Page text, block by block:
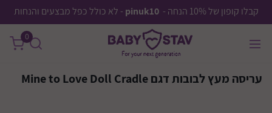
קבלו קופון של 10% הנחה - pinuk10 - לא כולל כפל מבצעים והנחות
0
עריסה מעץ לבובות דגם Mine to Love Doll Cradle